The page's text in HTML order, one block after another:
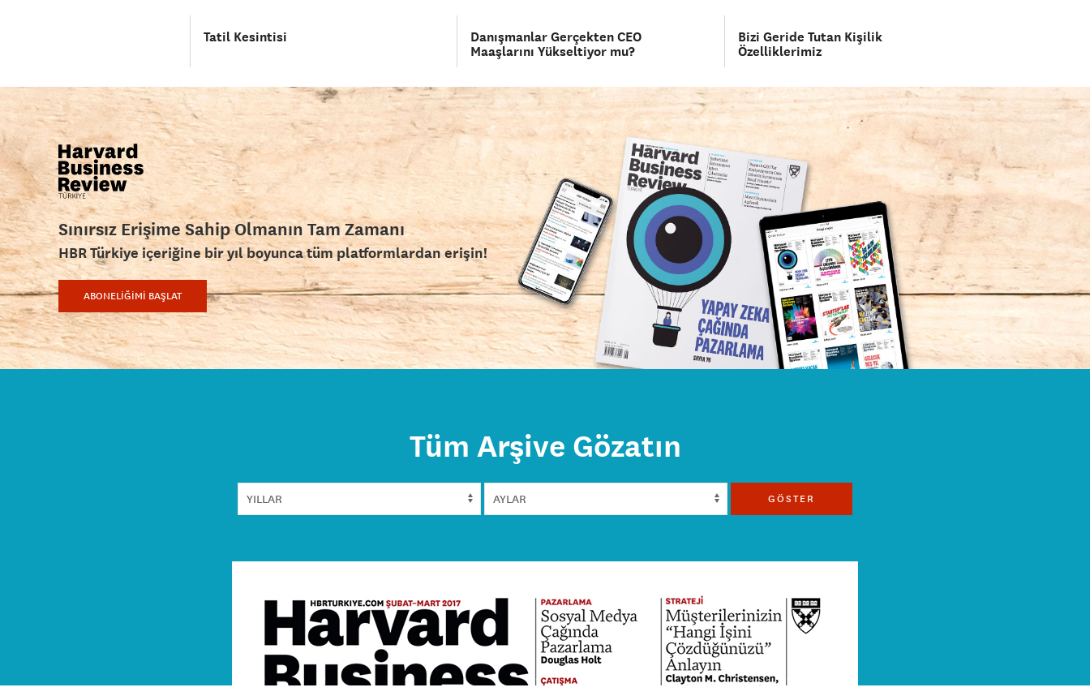
Tatil Kesintisi
Danışmanlar Gerçekten CEO
Maaşlarını Yükseltiyor mu?
Bizi Geride Tutan Kişilik
Özelliklerimiz
Sınırsız Erişime Sahip Olmanın Tam Zamanı
HBR Türkiye içeriğine bir yıl boyunca tüm platformlardan erişin!
ABONELİĞİMİ BAŞLAT
Tüm Arşive Gözatın
GÖSTER